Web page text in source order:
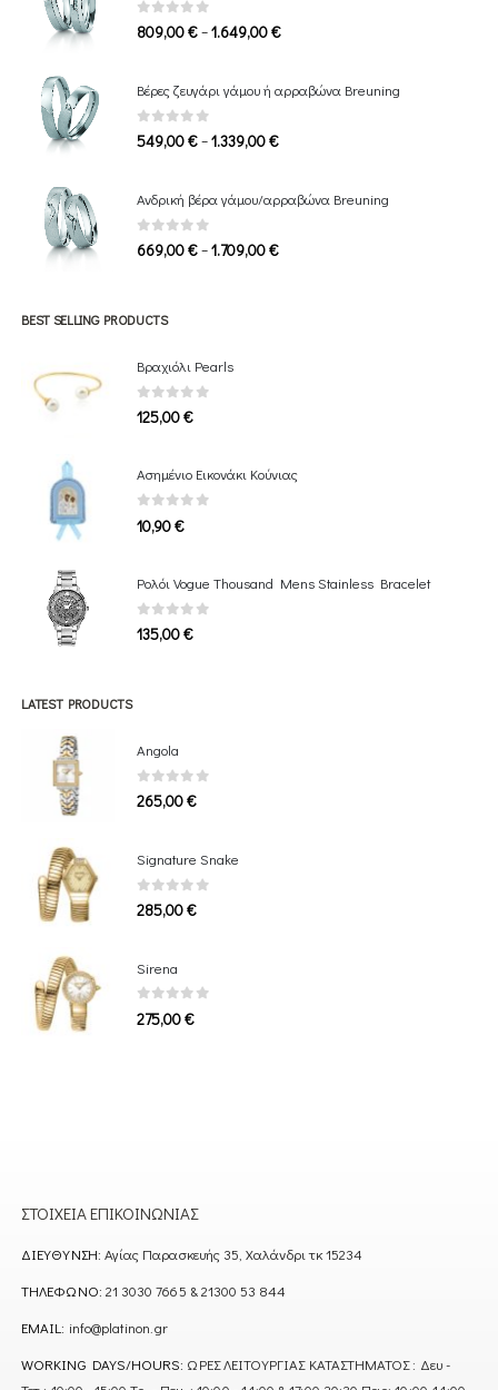
0out of 5
809,00€–1.649,00€Price
through
Βέρες ζευγάρι γάμου ή αρραβώνα Breuning
0 out of 5
549,00€–1.339,00€Price
through
Ανδρική βέρα γάμου/αρραβώνα Breuning
0 out of 5
669,00€–1.709,00€Price
BEST SELLING PRODUCTS
Βραχιόλι Pearls
0out of 5
125,00€
Ασημένιο Εικονάκι Κούνιας
0out of 5
10,90€
Ρολόι Vogue Thousand Mens Stainless Bracelet
0out of 5
135,00€
LATEST PRODUCTS
Angola
0 out of 5
265,00€
Signature Snake
0out of 5
285,00€
Sirena
0out of 5
275,00€
ΣΤΟΙΧΕΊΑ ΕΠΙΚΟΙΝΩΝΊΑΣ
ΔΙΕΎΘΥΝΣΗ: Αγίας Παρασκευής 35, Χαλάνδρι τκ 15234
ΤΗΛΈΦΩΝΟ: 21 3030 7665 & 21300 53 844
EMAIL: info@platinon.gr
WORKING DAYS/HOURS: ΩΡΕΣ ΛΕΙΤΟΥΡΓΙΑΣ ΚΑΤΑΣΤΗΜΑΤΟΣ : Δευ -